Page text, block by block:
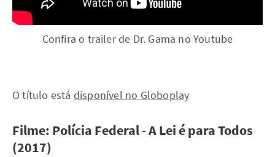
Confira o trailer de Dr. Gama no Youtube
O título está disponível no Globoplay
Filme: Polícia Federal - A Lei é para Todos
(2017)